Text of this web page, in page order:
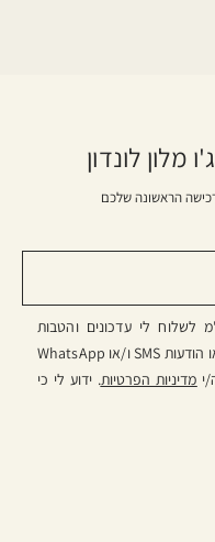
לונדון
הראשונה שלכם
לי עדכונים והטבות
באמצעים דיגיטליים לרבות דוא"ל ו/או הודעות SMS ו/או WhatsApp
י מדיניות הפרטיות. ידוע לי כי